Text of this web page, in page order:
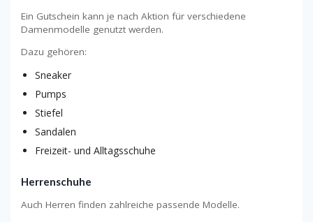
Ein Gutschein kann je nach Aktion für verschiedene
Damenmodelle genutzt werden.
Dazu gehören:
Sneaker
Pumps
Stiefel
Sandalen
Freizeit- und Alltagsschuhe
Herrenschuhe
Auch Herren finden zahlreiche passende Modelle.